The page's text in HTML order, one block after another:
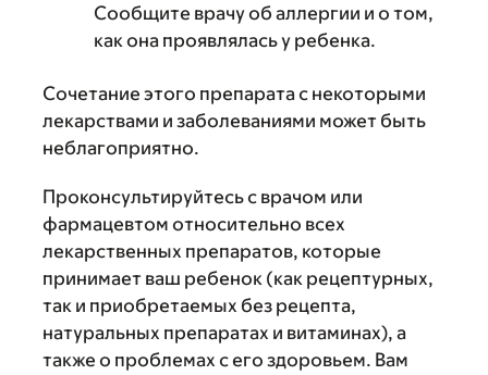
Сообщите врачу об аллергии и о том,
как она проявлялась у ребенка.
Сочетание этого препарата с некоторыми
лекарствами и заболеваниями может быть
неблагоприятно.
Проконсультируйтесь с врачом или
фармацевтом относительно всех
лекарственных препаратов, которые
принимает ваш ребенок (как рецептурных,
так и приобретаемых без рецепта,
натуральных препаратах и витаминах), а
также о проблемах с его здоровьем. Вам